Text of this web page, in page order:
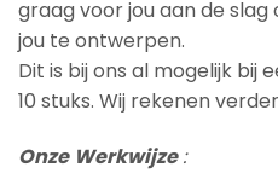
graag voor jou aan de
jou te ontwerpen.
Dit is bij ons al mogelijk bij
10 stuks. Wij rekenen
Onze Werkwijze: